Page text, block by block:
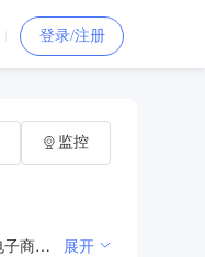
登录/注册
食品销售，果蔬种植，食用农产品的收购、销售，日用百货、酒店设备、办公用品、家用电器、茶具、花卉的销售，货运代理，第三方物流服务，电子商务（不得从事金融业务），餐饮企业管理，仓储（除危险品），从事农业科技领域内的技术开发、技术咨询、技术服务，从事货物及技术的进出口业务。 【依法须经批准的项目，经相关部门批准后方可开展经营活动】 展开
监控